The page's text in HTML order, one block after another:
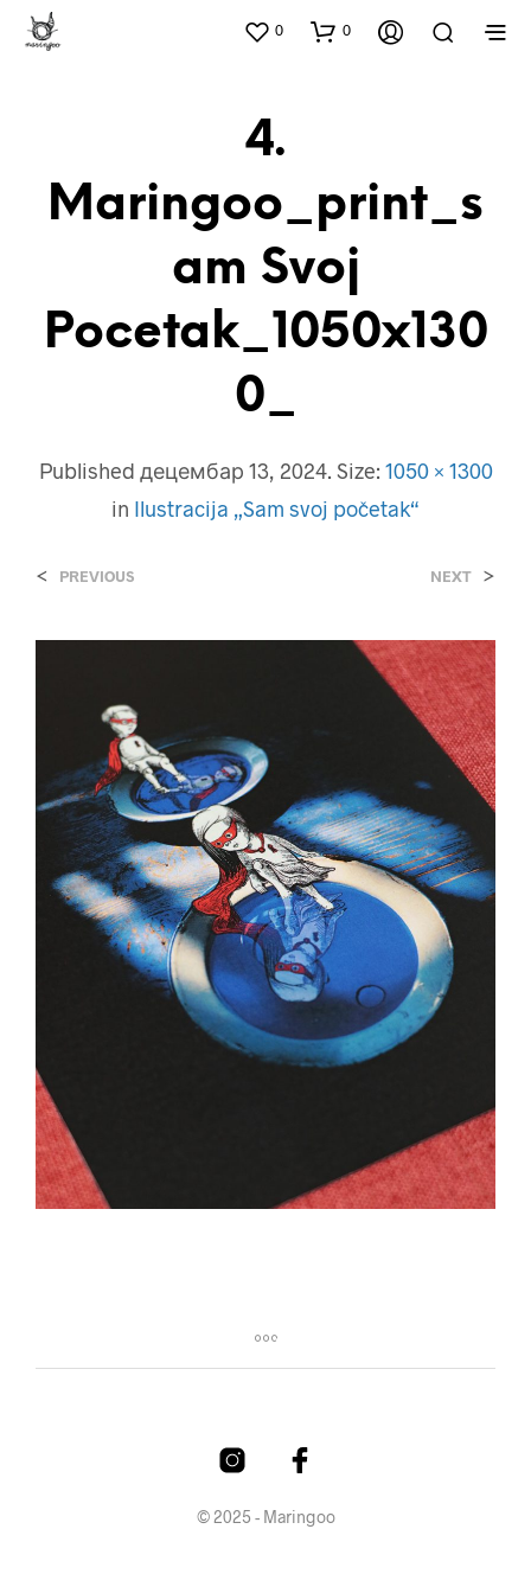
0 0
4.
Maringoo_print_s
Am Svoj
Pocetak_1050x130
0_
Published децембар 13, 2024. Size: 1050 × 1300
in Ilustracija „Sam svoj početak“
< PREVIOUS NEXT >
© 2025 - Maringoo